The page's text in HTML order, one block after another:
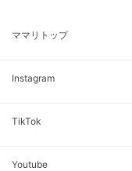
ママリトップ
Instagram
TikTok
Youtube